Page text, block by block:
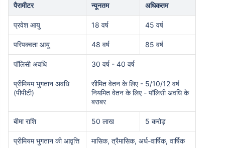
पैरामीटर न्यूनतम अधिकतम
प्रवेश आयु 18 वर्ष 45 वर्ष
परिपक्वता आयु 48 वर्ष 85 वर्ष
पॉलिसी अवधि 30 वर्ष - 40 वर्ष
प्रीमियम भुगतान अवधि
(पीपीटी)
सीमित वेतन के लिए - 5/10/12 वर्ष
नियमित वेतन के लिए - पॉलिसी अवधि के
बराबर
बीमा राशि 50 लाख 5 करोड़
प्रीमियम भुगतान की आवृत्ति मासिक, त्रैमासिक, अर्ध-वार्षिक, वार्षिक